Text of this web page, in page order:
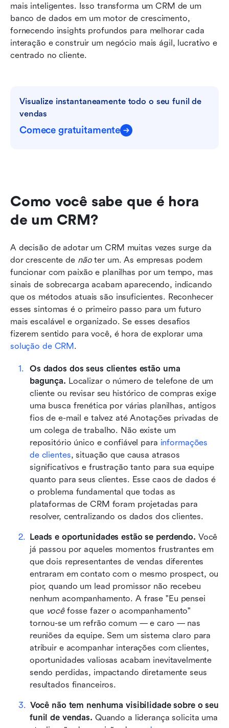
mais inteligentes. Isso transforma um CRM de um
banco de dados em um motor de crescimento,
fornecendo insights profundos para melhorar cada
interação e construir um negócio mais ágil, lucrativo e
centrado no cliente.
Visualize instantaneamente todo o seu funil de
vendas
Comece gratuitamente
Como você sabe que é hora
de um CRM?
A decisão de adotar um CRM muitas vezes surge da
dor crescente de não ter um. As empresas podem
funcionar com paixão e planilhas por um tempo, mas
sinais de sobrecarga acabam aparecendo, indicando
que os métodos atuais são insuficientes. Reconhecer
esses sintomas é o primeiro passo para um futuro
mais escalável e organizado. Se esses desafios
solução de CRM.
Os dados dos seus clientes estão uma
bagunça. Localizar o número de telefone de um
cliente ou revisar seu histórico de compras exige
uma busca frenética por várias planilhas, antigos
fios de e-mail e talvez até Anotações privadas de
um colega de trabalho. Não existe um
repositório único e confiável para informações
de clientes, situação que causa atrasos
significativos e frustração tanto para sua equipe
quanto para seus clientes. Esse caos de dados é
o problema fundamental que todas as
plataformas de CRM foram projetadas para
resolver, centralizando os dados dos clientes.
Leads e oportunidades estão se perdendo. Você
já passou por aqueles momentos frustrantes em
que dois representantes de vendas diferentes
entraram em contato com o mesmo prospect, ou
pior, quando um lead promissor não recebeu
nenhum acompanhamento. A frase "Eu pensei
que você fosse fazer o acompanhamento"
tornou-se um refrão comum — e caro — nas
reuniões da equipe. Sem um sistema claro para
atribuir e acompanhar interações com clientes,
oportunidades valiosas acabam inevitavelmente
sendo perdidas, impactando diretamente seus
resultados financeiros.
Você não tem nenhuma visibilidade sobre o seu
funil de vendas. Quando a liderança solicita uma